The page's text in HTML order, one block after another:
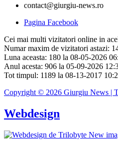
contact@giurgiu-news.ro
Pagina Facebook
Cei mai multi vizitatori online in
Numar maxim de vizitatori astazi:
Luna aceasta: 180 la 08-05-2026
Anul acesta: 906 la 05-09-2026
Tot timpul: 1189 la 08-13-2017
Copyright © 2026 Giurgiu News |
Webdesign